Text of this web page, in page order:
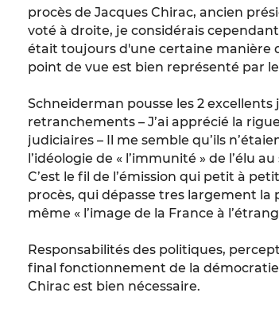
procès de Jacques Chirac, ancien
voté à droite, je considérais
était toujours d'une certaine manière
point de vue est bien représenté par
Schneiderman pousse les 2
retranchements – J’ai apprécié la
judiciaires – Il me semble qu’ils
l’idéologie de « l’immunité » de l’élu
C’est le fil de l’émission qui petit à
procès, qui dépasse tres largement la
même « l’image de la France à
Responsabilités des politiques,
final fonctionnement de la
Chirac est bien nécessaire.